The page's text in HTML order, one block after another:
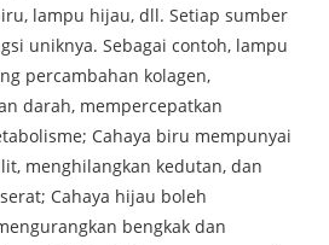
lampu hijau, dll. Setiap sumber
uniknya. Sebagai contoh, lampu
percambahan kolagen,
darah, mempercepatkan
Cahaya biru mempunyai
menghilangkan kedutan, dan
Cahaya hijau boleh
bengkak dan